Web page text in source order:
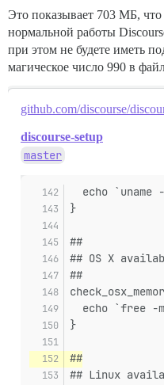
Это показывает 703 МБ,
нормальной работы
при этом не будете иметь
магическое число 990 в
github.com/discourse/
discourse-setup
master
echo `uname
}
##
## OS X
##
echo `free -
}
##
## Linux